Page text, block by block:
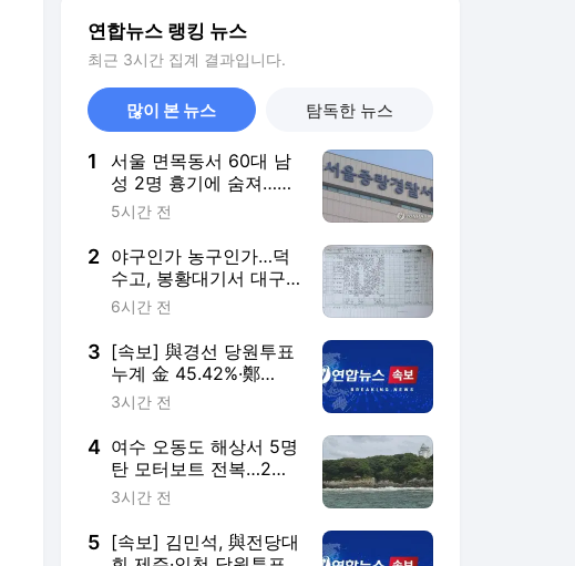
연합뉴스 랭킹 뉴스
최근 3시간 집계 결과입니다.
많이 본 뉴스 탐독한 뉴스
1
서울 면목동서 60대 남
성 2명 흉기에 숨져…지
인 사이 추정(종합)
5시간 전
2 야구인가 농구인가…덕
수고, 봉황대기서 대구
북구SC에 42-0 승리
6시간 전
3 [속보] 與경선 당원투표
누계 金 45.42%·鄭
44.56%…가중치 未반영
3시간 전
4 여수 오동도 해상서 5명
탄 모터보트 전복…2명
사망(종합3보)
3시간 전
5 [속보] 김민석, 與전당대